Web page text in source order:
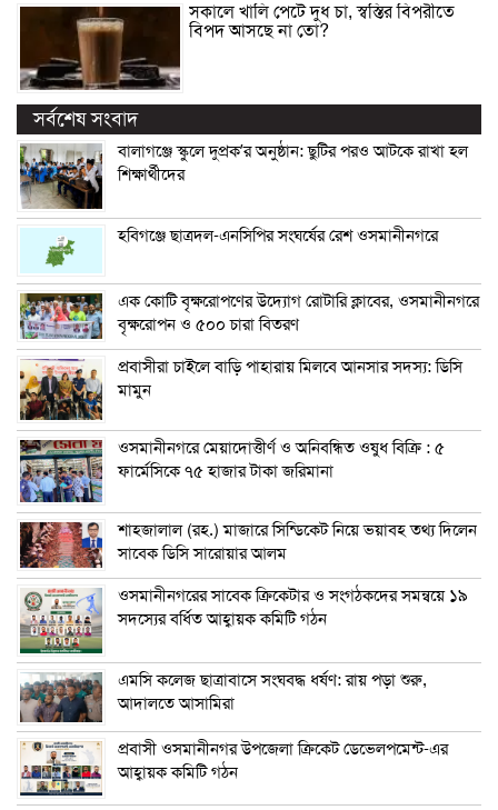
সকালে খালি পেটে দুধ চা, স্বস্তির বিপরীতে
বিপদ আসছে না তো?
সর্বশেষ সংবাদ
বালাগঞ্জে স্কুলে দুপ্রক’র অনুষ্ঠান: ছুটির পরও আটকে রাখা হল
শিক্ষার্থীদের
হবিগঞ্জে ছাত্রদল-এনসিপির সংঘর্ষের রেশ ওসমানীনগরে
এক কোটি বৃক্ষরোপণের উদ্যোগ রোটারি ক্লাবের, ওসমানীনগরে
বৃক্ষরোপন ও ৫০০ চারা বিতরণ
প্রবাসীরা চাইলে বাড়ি পাহারায় মিলবে আনসার সদস্য: ডিসি
মামুন
ওসমানীনগরে মেয়াদোত্তীর্ণ ও অনিবন্ধিত ওষুধ বিক্রি : ৫
ফার্মেসিকে ৭৫ হাজার টাকা জরিমানা
শাহজালাল (রহ.) মাজারে সিন্ডিকেট নিয়ে ভয়াবহ তথ্য দিলেন
সাবেক ডিসি সারোয়ার আলম
ওসমানীনগরের সাবেক ক্রিকেটার ও সংগঠকদের সমন্বয়ে ১৯
সদস্যের বর্ধিত আহ্বায়ক কমিটি গঠন
এম‌সি কলেজ ছাত্রাবাসে সংঘবদ্ধ ধর্ষণ: রায় পড়া শুরু,
আদালতে আসামিরা
প্রবাসী ওসমানীনগর উপজেলা ক্রিকেট ডেভেলপমেন্ট-এর
আহ্বায়ক কমিটি গঠন